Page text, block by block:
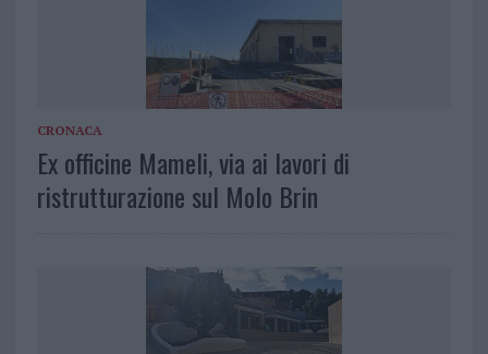
CRONACA
Ex officine Mameli, via ai lavori di
ristrutturazione sul Molo Brin